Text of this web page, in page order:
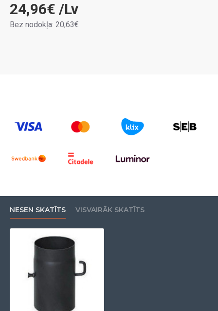
24,96€ /Lv
Bez nodokļa: 20,63€
NESEN SKATĪTS VISVAIRĀK SKATĪTS